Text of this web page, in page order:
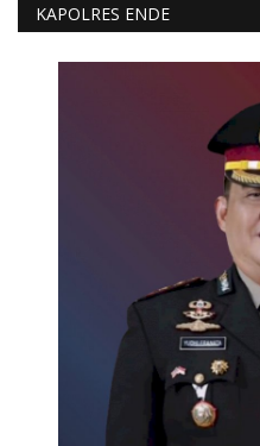
KAPOLRES ENDE